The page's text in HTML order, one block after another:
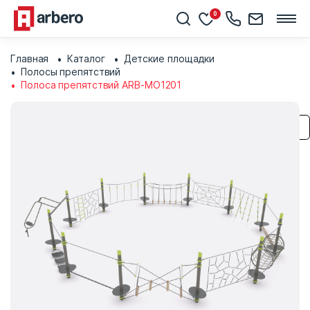
0
Главная Каталог
Детские площадки
Полосы препятствий
Полоса препятствий ARB-MO1201